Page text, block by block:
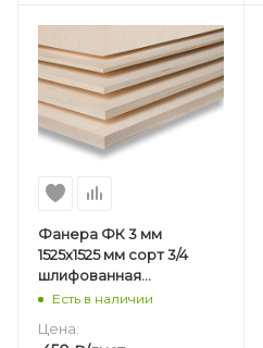
Фанера ФК 3 мм
1525х1525 мм сорт 3/4
шлифованная
березовая
Есть в наличии
Цена: